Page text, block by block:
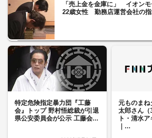
「売上金を金庫に」 イオン
22歳女性 勤務店運営会社の
特定危険指定暴力団『工藤
会』トップ 野村悟総裁が引退
県公安委員会が公示 工藤会...
元ものまね
太郎さん
ト・清水
｜...